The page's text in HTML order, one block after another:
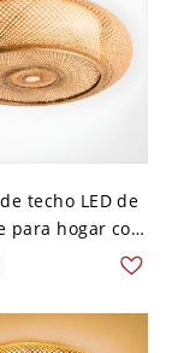
techo LED de
para hogar con
bambú - 110 A
cm